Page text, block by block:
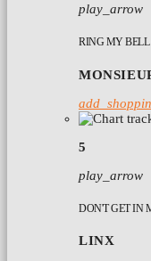
play_arrow
RING MY
5
play_arrow
DON'T GET IN
LINX